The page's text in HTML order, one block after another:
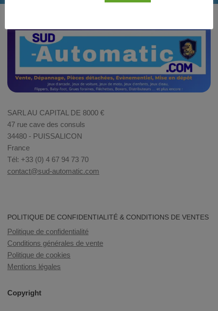
SARL AU CAPITAL DE 8000 €
47 rue cave des consuls
34480 - PUISSALICON
France
Tél: +33 (0) 4 67 94 73 70
contact@sud-automatic.com
POLITIQUE DE CONFIDENTIALITÉ & CONDITIONS DE VENTES
Politique de confidentialité
Conditions générales de vente
Politique de cookies
Mentions légales
Copyright